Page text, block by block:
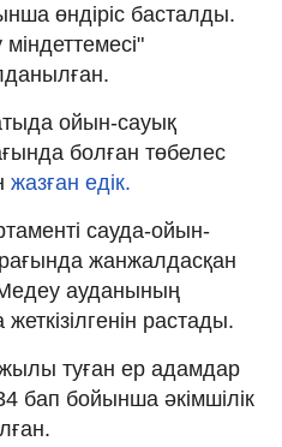
өндіріс басталды.
міндеттемесі"
ойын-сауық
болған төбелес
жазған едік.
сауда-ойын-
жанжалдасқан
ауданының
растады.
туған ер адамдар
бап бойынша әкімшілік